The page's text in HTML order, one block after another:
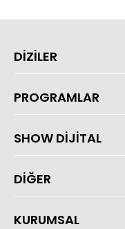
DİZİLER
PROGRAMLAR
SHOW DİJİTAL
DİĞER
KURUMSAL